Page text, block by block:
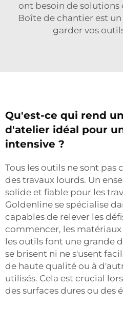
ont besoin de
Boîte de chantier est
garder vos
Qu'est-ce qui rend
d'atelier idéal pour
intensive ?
Tous les outils ne sont pas
des travaux lourds. Un
solide et fiable pour les
Goldenline se spécialise
capables de relever les
commencer, les
les outils font une grande
se brisent ni ne s'usent
de haute qualité ou à
utilisés. Cela est crucial
des surfaces dures ou des